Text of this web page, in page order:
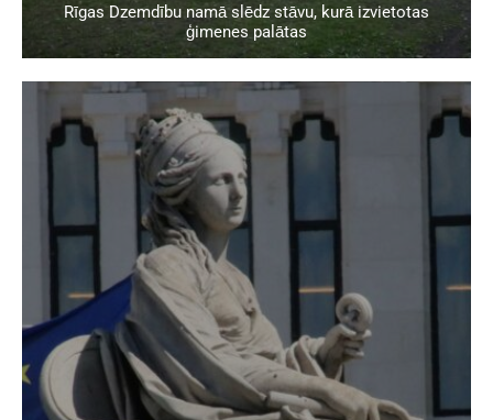
Rīgas Dzemdību namā slēdz stāvu, kurā izvietotas
ģimenes palātas